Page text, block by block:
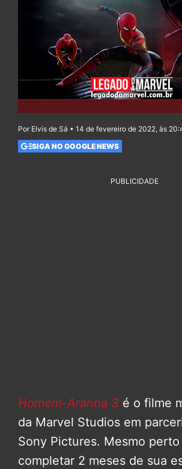
Por Elvis de Sá • 14 de fevereiro de 2022, às
SIGA NO GOOGLE NEWS
PUBLICIDADE
Homem-Aranha 3 é o filme
da Marvel Studios em
Sony Pictures. Mesmo perto
completar 2 meses de sua